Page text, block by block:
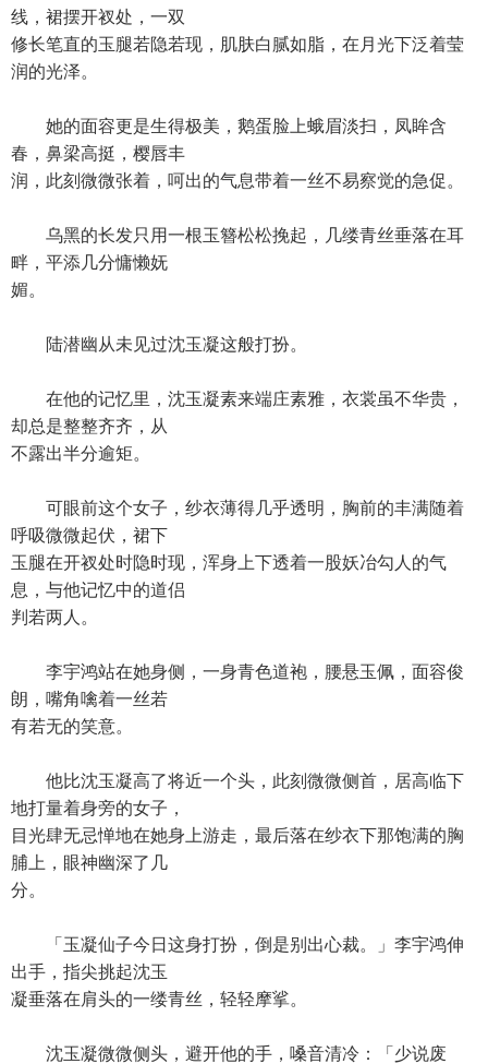
线，裙摆开衩处，一双
修长笔直的玉腿若隐若现，肌肤白腻如脂，在月光下泛着莹
润的光泽。
她的面容更是生得极美，鹅蛋脸上蛾眉淡扫，凤眸含
春，鼻梁高挺，樱唇丰
润，此刻微微张着，呵出的气息带着一丝不易察觉的急促。
乌黑的长发只用一根玉簪松松挽起，几缕青丝垂落在耳
畔，平添几分慵懒妩
媚。
陆潜幽从未见过沈玉凝这般打扮。
在他的记忆里，沈玉凝素来端庄素雅，衣裳虽不华贵，
却总是整整齐齐，从
不露出半分逾矩。
可眼前这个女子，纱衣薄得几乎透明，胸前的丰满随着
呼吸微微起伏，裙下
玉腿在开衩处时隐时现，浑身上下透着一股妖冶勾人的气
息，与他记忆中的道侣
判若两人。
李宇鸿站在她身侧，一身青色道袍，腰悬玉佩，面容俊
朗，嘴角噙着一丝若
有若无的笑意。
他比沈玉凝高了将近一个头，此刻微微侧首，居高临下
地打量着身旁的女子，
目光肆无忌惮地在她身上游走，最后落在纱衣下那饱满的胸
脯上，眼神幽深了几
分。
「玉凝仙子今日这身打扮，倒是别出心裁。」李宇鸿伸
出手，指尖挑起沈玉
凝垂落在肩头的一缕青丝，轻轻摩挲。
沈玉凝微微侧头，避开他的手，嗓音清冷：「少说废